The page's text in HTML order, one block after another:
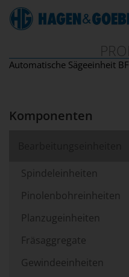
Automatische Sägeeinheit
Komponenten
Spindeleinheiten
Pinolenbohreinheiten
Planzugeinheiten
Fräsaggregate
Gewindeeinheiten